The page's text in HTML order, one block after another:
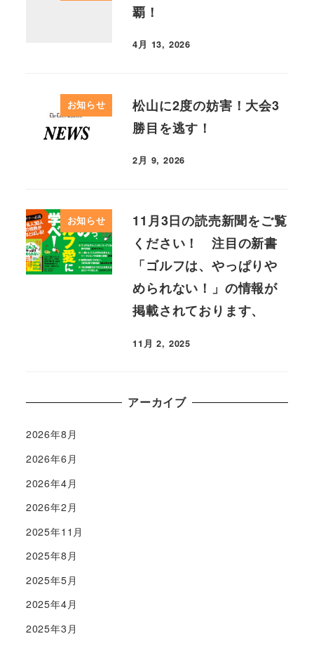
覇！
4月 13, 2026
お知らせ
松山に2度の妨害！大会3
勝目を逃す！
2月 9, 2026
お知らせ
11月3日の読売新聞をご覧
ください！ 注目の新書
「ゴルフは、やっぱりや
められない！」の情報が
掲載されております、
11月 2, 2025
アーカイブ
2026年8月
2026年6月
2026年4月
2026年2月
2025年11月
2025年8月
2025年5月
2025年4月
2025年3月